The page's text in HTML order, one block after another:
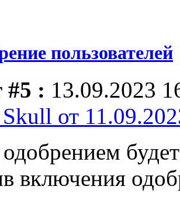
пользователей
#5 : 13.09.2023
от
включения